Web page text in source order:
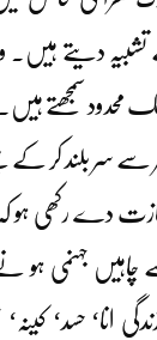
دیتے ہیں۔
محدود سمجھتے
سے سر بلند کر کے
دے رکھی ہو کہ
جہنمی ہو
انا‘ حسد‘